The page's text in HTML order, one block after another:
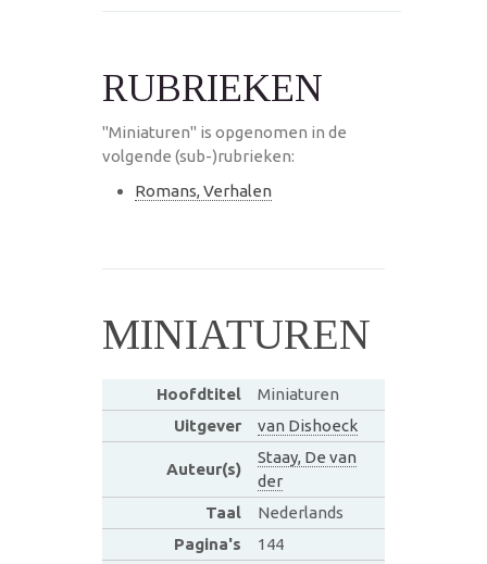
RUBRIEKEN
"Miniaturen" is opgenomen in de
volgende (sub-)rubrieken:
Romans, Verhalen
MINIATUREN
Hoofdtitel
Miniaturen
Uitgever
van Dishoeck
Auteur(s)
Staay, De van
der
Taal
Nederlands
Pagina's
144